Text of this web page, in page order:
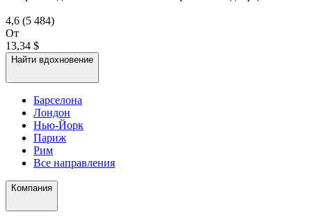
4,6 (5 484)
От
13,34 $
Найти вдохновение
Барселона
Лондон
Нью-Йорк
Париж
Рим
Все направления
Компания